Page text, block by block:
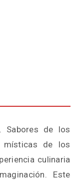
Sabores de los
místicas de los
culinaria
Este